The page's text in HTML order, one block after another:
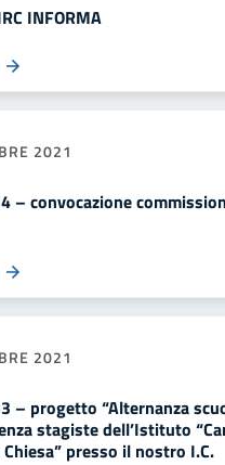
INFORMA
2021
– convocazione
2021
– progetto “Alternanza
stagiste dell’Istituto
presso il nostro I.C.